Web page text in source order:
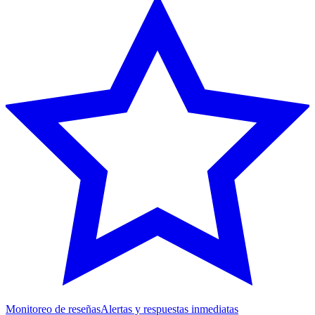
Monitoreo de reseñasAlertas y respuestas inmediatas